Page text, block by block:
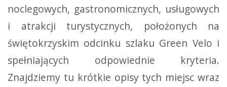
noclegowych, gastronomicznych, usługowych
i atrakcji turystycznych, położonych na
świętokrzyskim odcinku szlaku Green Velo i
spełniających odpowiednie kryteria.
Znajdziemy tu krótkie opisy tych miejsc wraz